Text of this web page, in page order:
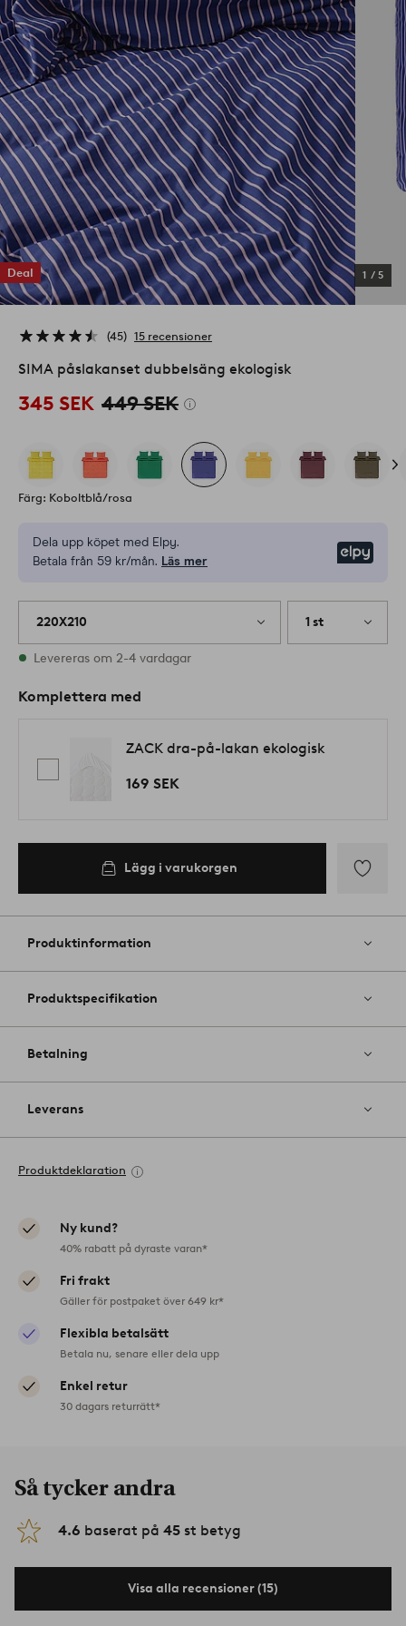
Deal 1 / 5
45 15 recensioner
SIMA påslakanset dubbelsäng ekologisk
345 SEK 449 SEK
Färg: Koboltblå/rosa
Dela upp köpet med Elpy.
Betala från 59 kr/mån. Läs mer
220X210 1 st
I lager
Levereras om 2-4 vardagar
Komplettera med
ZACK dra-på-lakan ekologisk
169 SEK
Lägg i varukorgen
till
favoriter
Produktinformation
Produktspecifikation
Betalning
Leverans
Produktdeklaration
Ny kund?
40% rabatt på dyraste varan*
Fri frakt
Gäller för postpaket över 649 kr*
Flexibla betalsätt
Betala nu, senare eller dela upp
Enkel retur
30 dagars returrätt*
Så tycker andra
4.6 baserat på 45 st betyg
Visa alla recensioner (15)